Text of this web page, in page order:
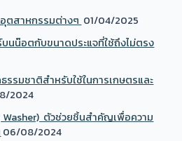
ตสาหกรรมต่างๆ 01/04/2025
นน๊อตกับขนาดประแจที่ใช้ถึงไม่ตรง
รรมชาติสำหรับใช้ในการเกษตรและ
2024
Washer) ตัวช่วยชิ้นสำคัญเพื่อความ
06/08/2024